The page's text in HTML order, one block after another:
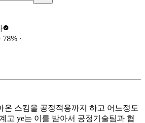
78% ∙
온 스킴을 공정적용까지 하고 어느정도
고 ye는 이를 받아서 공정기술팀과 협